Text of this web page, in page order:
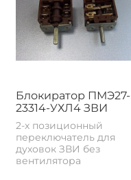
Блокиратор ПМЭ27-
23314-УХЛ4 ЗВИ
2-х позиционный
переключатель для
духовок ЗВИ без
вентилятора